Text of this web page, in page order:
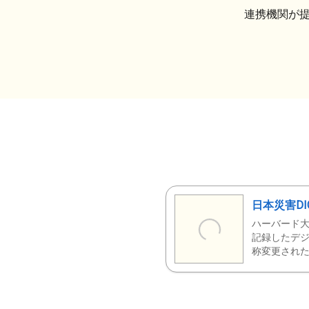
連携機関が
日本災害
ハーバード
記録したデ
称変更された